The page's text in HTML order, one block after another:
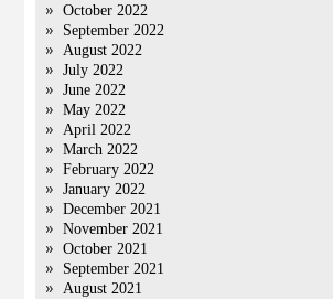
October 2022
September 2022
August 2022
July 2022
June 2022
May 2022
April 2022
March 2022
February 2022
January 2022
December 2021
November 2021
October 2021
September 2021
August 2021